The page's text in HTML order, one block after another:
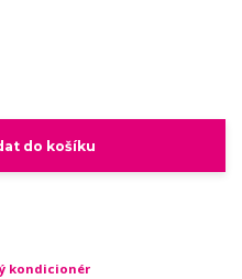
do košíku
kondicionér